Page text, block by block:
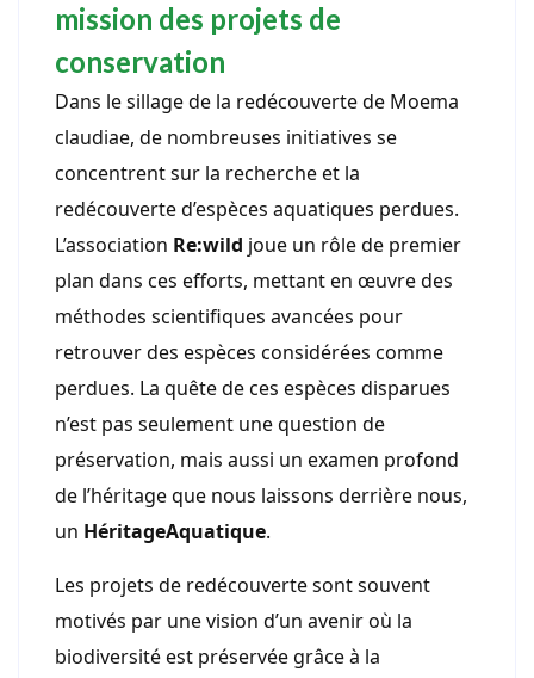
mission des projets de
conservation
Dans le sillage de la redécouverte de Moema
claudiae, de nombreuses initiatives se
concentrent sur la recherche et la
redécouverte d’espèces aquatiques perdues.
L’association Re:wild joue un rôle de premier
plan dans ces efforts, mettant en œuvre des
méthodes scientifiques avancées pour
retrouver des espèces considérées comme
perdues. La quête de ces espèces disparues
n’est pas seulement une question de
préservation, mais aussi un examen profond
de l’héritage que nous laissons derrière nous,
un HéritageAquatique.
Les projets de redécouverte sont souvent
motivés par une vision d’un avenir où la
biodiversité est préservée grâce à la